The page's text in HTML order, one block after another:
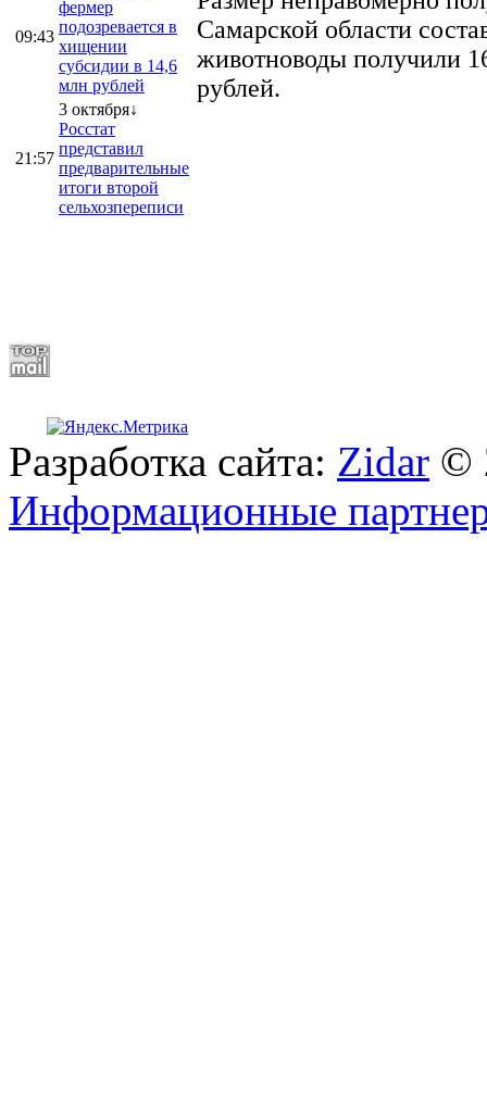
09:43
фермер
подозревается в
хищении
субсидии в 14,6
млн рублей
21:57
3 октября↓
Росстат
представил
предварительные
итоги второй
сельхозпереписи
Самарской области
животноводы получили
рублей.
Разработка сайта: Zidar ©
Информационные